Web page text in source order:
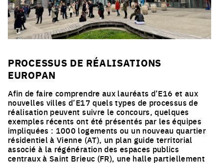
PROCESSUS DE RÉALISATIONS
EUROPAN
Afin de faire comprendre aux lauréats d’E16 et aux
nouvelles villes d’E17 quels types de processus de
réalisation peuvent suivre le concours, quelques
exemples récents ont été présentés par les équipes
impliquées : 1000 logements ou un nouveau quartier
résidentiel à Vienne (AT), un plan guide territorial
associé à la régénération des espaces publics
centraux à Saint Brieuc (FR), une halle partiellement